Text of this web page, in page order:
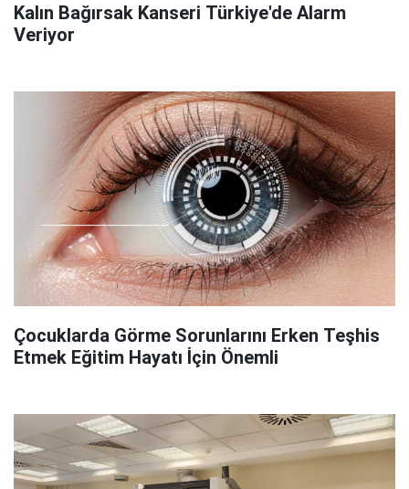
Kalın Bağırsak Kanseri Türkiye'de Alarm
Veriyor
Çocuklarda Görme Sorunlarını Erken Teşhis
Etmek Eğitim Hayatı İçin Önemli